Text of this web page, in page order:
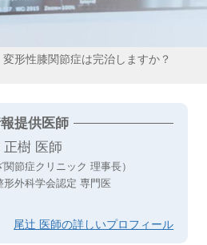
変形性膝関節症は完治しますか？
提供医師
正樹 医師
関節症クリニック 理事長）
形外科学会認定 専門医
尾辻 医師の詳しいプロフィール